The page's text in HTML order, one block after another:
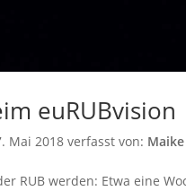
euRUBvision
Mai 2018 verfasst von:
RUB werden: Etwa eine